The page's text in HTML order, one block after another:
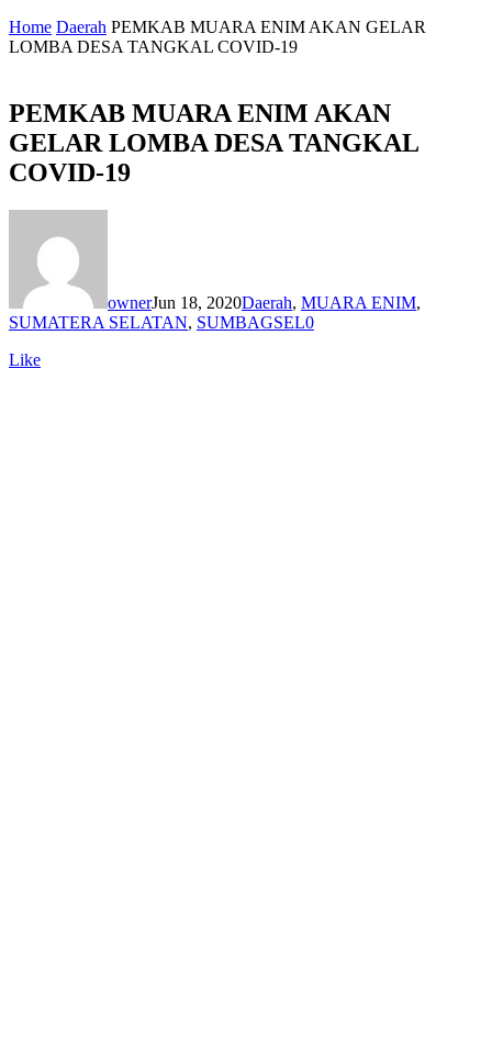
Home Daerah PEMKAB MUARA ENIM AKAN GELAR
LOMBA DESA TANGKAL COVID-19
PEMKAB MUARA ENIM AKAN
GELAR LOMBA DESA TANGKAL
COVID-19
ownerJun 18, 2020Daerah, MUARA ENIM,
SUMATERA SELATAN, SUMBAGSEL0
Like